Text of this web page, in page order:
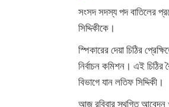
সংসদ সদস্য পদ বাতিলের
সিদ্দিকীকে।
স্পিকারের দেয়া চিঠির
নির্বাচন কমিশন। এই
বিভাগে যান লতিফ সিদ্দিকী।
আজ রবিবার স্থগিত আবেদন